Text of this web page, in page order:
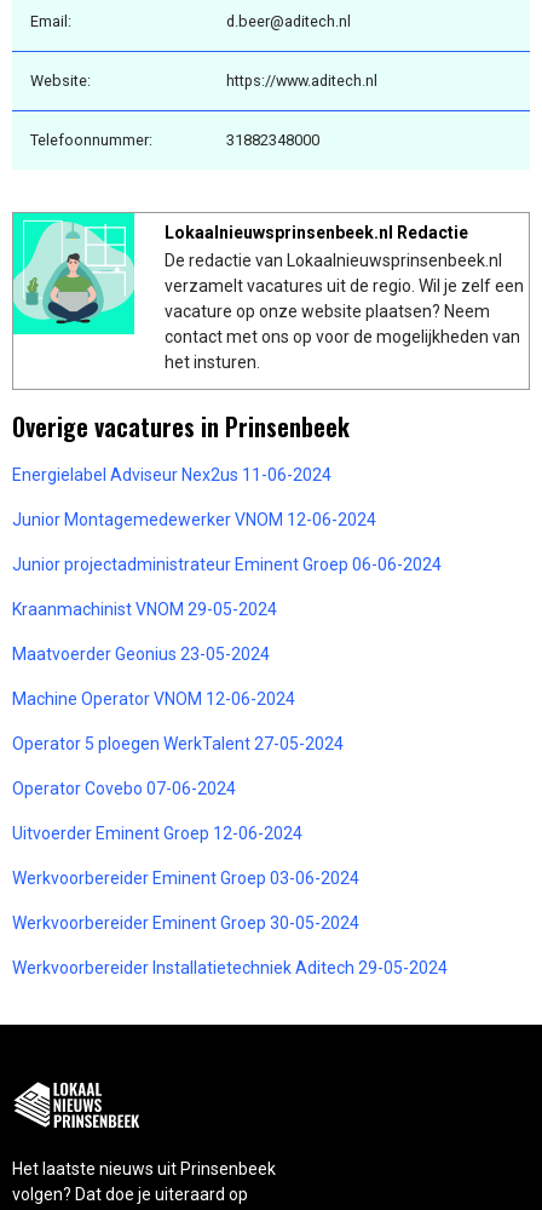
Email: d.beer@aditech.nl
Website: https://www.aditech.nl
Telefoonnummer: 31882348000
Lokaalnieuwsprinsenbeek.nl Redactie
De redactie van Lokaalnieuwsprinsenbeek.nl
verzamelt vacatures uit de regio. Wil je zelf een
vacature op onze website plaatsen? Neem
contact met ons op voor de mogelijkheden van
het insturen.
Overige vacatures in Prinsenbeek
Energielabel Adviseur Nex2us 11-06-2024
Junior Montagemedewerker VNOM 12-06-2024
Junior projectadministrateur Eminent Groep 06-06-2024
Kraanmachinist VNOM 29-05-2024
Maatvoerder Geonius 23-05-2024
Machine Operator VNOM 12-06-2024
Operator 5 ploegen WerkTalent 27-05-2024
Operator Covebo 07-06-2024
Uitvoerder Eminent Groep 12-06-2024
Werkvoorbereider Eminent Groep 03-06-2024
Werkvoorbereider Eminent Groep 30-05-2024
Werkvoorbereider Installatietechniek Aditech 29-05-2024
Het laatste nieuws uit Prinsenbeek
volgen? Dat doe je uiteraard op